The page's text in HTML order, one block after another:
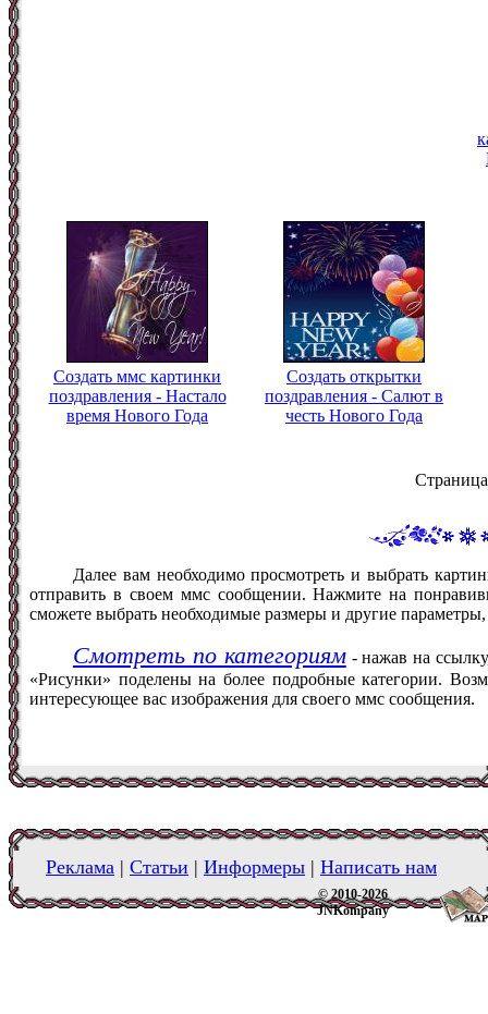
Создать ммс картинки
поздравления - Настало
время Нового Года
Создать открытки
поздравления - Салют в
честь Нового Года
Далее вам необходимо просмотреть и выбрать
отправить в своем ммс сообщении. Нажмите на
сможете выбрать необходимые размеры и другие
Смотреть по категориям- нажав на
«Рисунки» поделены на более подробные категории.
интересующее вас изображения для своего ммс сообщения.
Реклама | Статьи | Информеры | Написать нам
© 2010-2026
JNKompany